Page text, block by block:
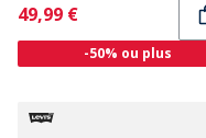
Current
49,99 €
-50% ou plus